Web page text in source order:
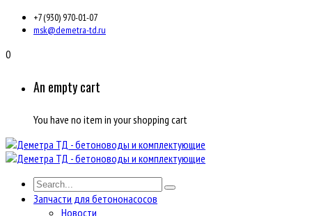
+7 (930) 970-01-07
msk@demetra-td.ru
0
An empty cart
You have no item in your shopping cart
Запчасти для бетононасосов
Новости